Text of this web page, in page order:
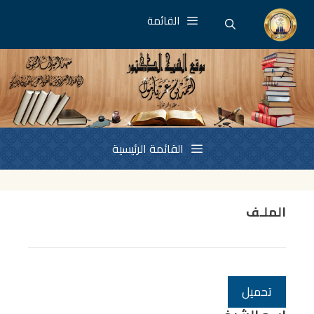
انتقل
المحتوى
القائمة
القائمة الرئيسية
الملـف
تحميل